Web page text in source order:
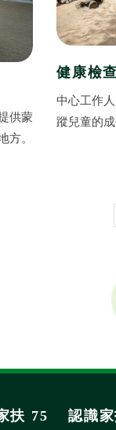
供蒙
方。
健康檢查
中心工作
蹤兒童的成
扶 75 認識